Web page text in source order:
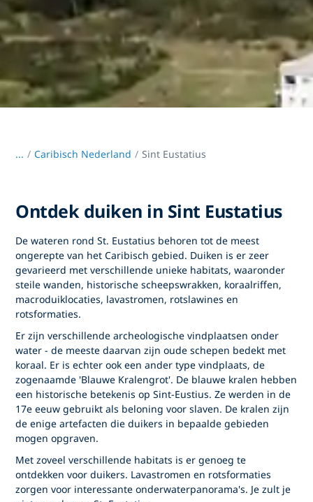
... / Caribisch Nederland Sint Eustatius
Ontdek duiken in Sint Eustatius
De wateren rond St. Eustatius behoren tot de meest
ongerepte van het Caribisch gebied. Duiken is er zeer
gevarieerd met verschillende unieke habitats, waaronder
steile wanden, historische scheepswrakken, koraalriffen,
macroduiklocaties, lavastromen, rotslawines en
rotsformaties.
Er zijn verschillende archeologische vindplaatsen onder
water - de meeste daarvan zijn oude schepen bedekt met
koraal. Er is echter ook een ander type vindplaats, de
zogenaamde 'Blauwe Kralengrot'. De blauwe kralen hebben
een historische betekenis op Sint-Eustius. Ze werden in de
17e eeuw gebruikt als beloning voor slaven. De kralen zijn
de enige artefacten die duikers in bepaalde gebieden
mogen opgraven.
Met zoveel verschillende habitats is er genoeg te
ontdekken voor duikers. Lavastromen en rotsformaties
zorgen voor interessante onderwaterpanorama's. Je zult je